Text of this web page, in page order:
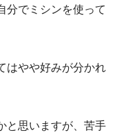
分でミシンを使って
はやや好みが分かれ
と思いますが、苦手